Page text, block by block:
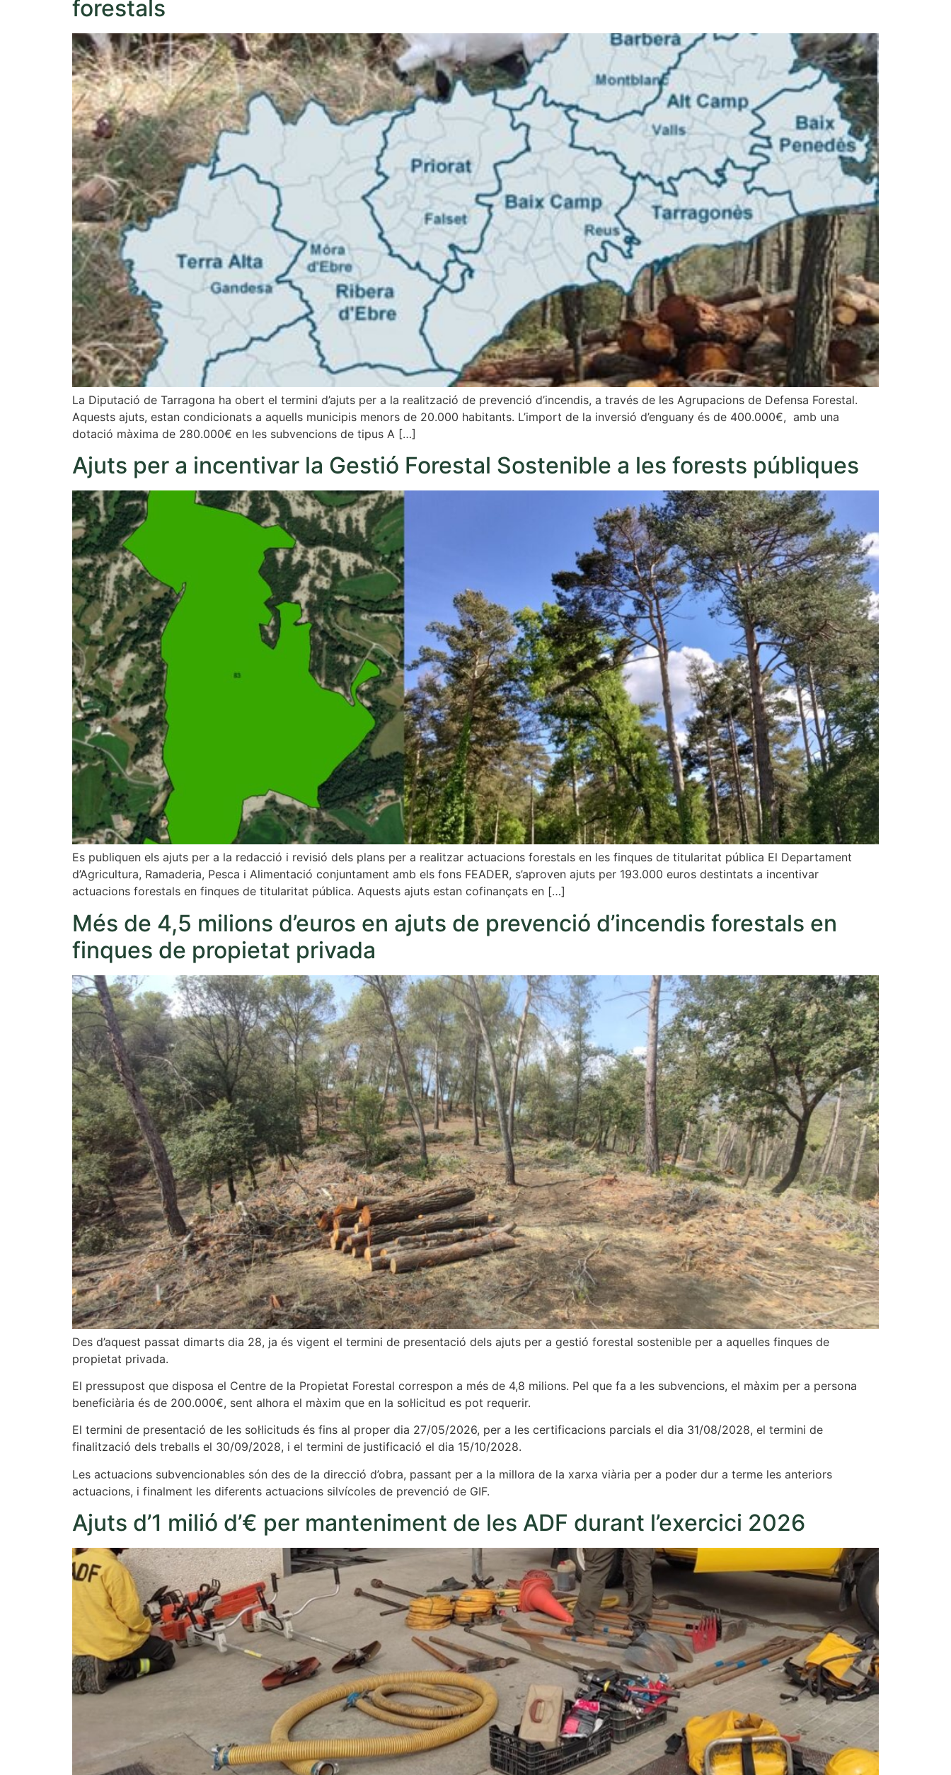
forestals
La Diputació de Tarragona ha obert el termini d’ajuts per a la realització de prevenció d’incendis, a través de les Agrupacions de Defensa Forestal.
Aquests ajuts, estan condicionats a aquells municipis menors de 20.000 habitants. L’import de la inversió d’enguany és de 400.000€, amb una
dotació màxima de 280.000€ en les subvencions de tipus A […]
Ajuts per a incentivar la Gestió Forestal Sostenible a les forests públiques
Es publiquen els ajuts per a la redacció i revisió dels plans per a realitzar actuacions forestals en les finques de titularitat pública El Departament
d’Agricultura, Ramaderia, Pesca i Alimentació conjuntament amb els fons FEADER, s’aproven ajuts per 193.000 euros destintats a incentivar
actuacions forestals en finques de titularitat pública. Aquests ajuts estan cofinançats en […]
Més de 4,5 milions d’euros en ajuts de prevenció d’incendis forestals en
finques de propietat privada
Des d’aquest passat dimarts dia 28, ja és vigent el termini de presentació dels ajuts per a gestió forestal sostenible per a aquelles finques de
propietat privada.
El pressupost que disposa el Centre de la Propietat Forestal correspon a més de 4,8 milions. Pel que fa a les subvencions, el màxim per a persona
beneficiària és de 200.000€, sent alhora el màxim que en la sol·licitud es pot requerir.
El termini de presentació de les sol·licituds és fins al proper dia 27/05/2026, per a les certificacions parcials el dia 31/08/2028, el termini de
finalització dels treballs el 30/09/2028, i el termini de justificació el dia 15/10/2028.
Les actuacions subvencionables són des de la direcció d’obra, passant per a la millora de la xarxa viària per a poder dur a terme les anteriors
actuacions, i finalment les diferents actuacions silvícoles de prevenció de GIF.
Ajuts d’1 milió d’€ per manteniment de les ADF durant l’exercici 2026